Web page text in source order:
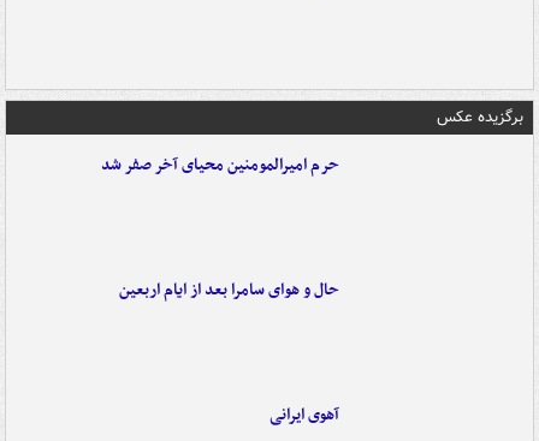
برگزیده عکس
حرم امیرالمومنین محیای آخر صفر شد
حال و هوای سامرا بعد از ایام اربعین
آهوی ایرانی